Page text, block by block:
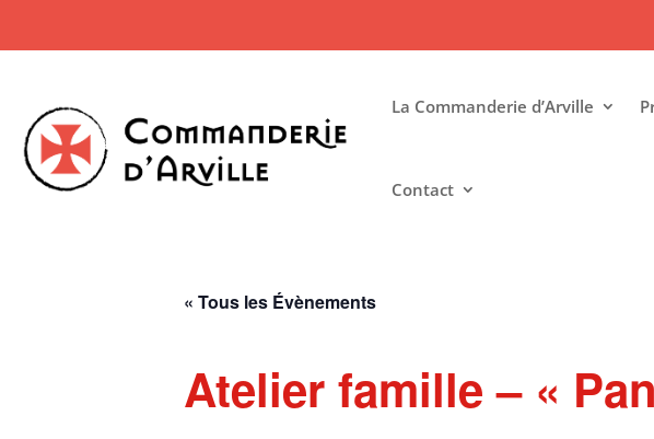
La Commanderie d’Arville
Contact
« Tous les Évènements
Atelier famille – «